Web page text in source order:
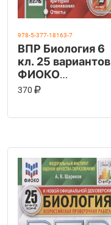
978-5-377-18163-7
ВПР Биология 6
кл. 25 вариантов
ФИОКО
СТАТГРАД ТЗ
370
В КОРЗИНУ